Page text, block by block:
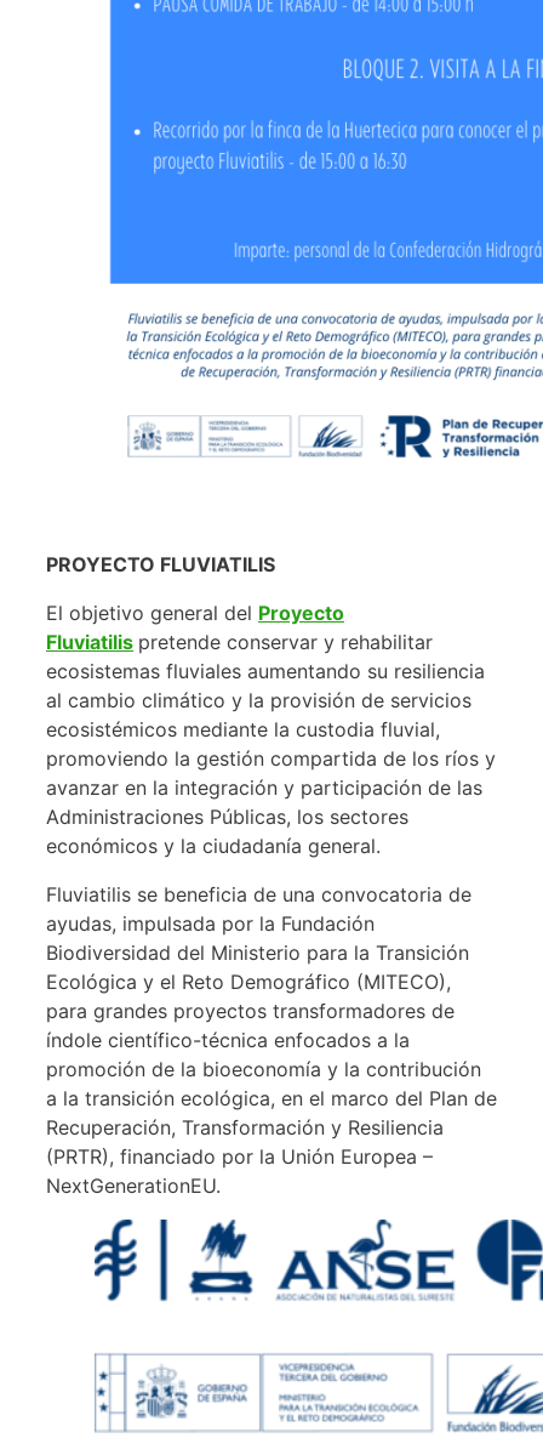
PROYECTO FLUVIATILIS
El objetivo general del Proyecto
Fluviatilis pretende conservar y rehabilitar
ecosistemas fluviales aumentando su resiliencia
al cambio climático y la provisión de servicios
ecosistémicos mediante la custodia fluvial,
promoviendo la gestión compartida de los ríos y
avanzar en la integración y participación de las
Administraciones Públicas, los sectores
económicos y la ciudadanía general.
Fluviatilis se beneficia de una convocatoria de
ayudas, impulsada por la Fundación
Biodiversidad del Ministerio para la Transición
Ecológica y el Reto Demográfico (MITECO),
para grandes proyectos transformadores de
índole científico-técnica enfocados a la
promoción de la bioeconomía y la contribución
a la transición ecológica, en el marco del Plan de
Recuperación, Transformación y Resiliencia
(PRTR), financiado por la Unión Europea –
NextGenerationEU.